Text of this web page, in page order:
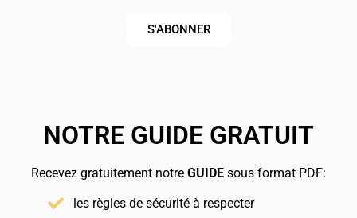
S'ABONNER
NOTRE GUIDE GRATUIT
Recevez gratuitement notre GUIDE sous format PDF:
les règles de sécurité à respecter